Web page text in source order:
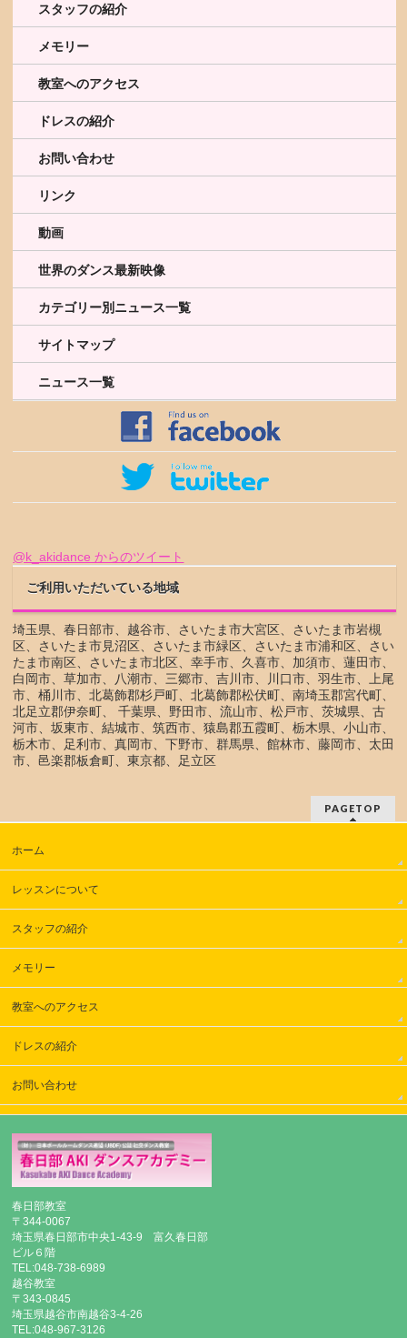
スタッフの紹介
メモリー
教室へのアクセス
ドレスの紹介
お問い合わせ
リンク
動画
世界のダンス最新映像
カテゴリー別ニュース一覧
サイトマップ
ニュース一覧
@k_akidance からのツイート
ご利用いただいている地域
埼玉県、春日部市、越谷市、さいたま市大宮区、さいたま市岩槻
区、さいたま市見沼区、さいたま市緑区、さいたま市浦和区、さい
たま市南区、さいたま市北区、幸手市、久喜市、加須市、蓮田市、
白岡市、草加市、八潮市、三郷市、吉川市、川口市、羽生市、上尾
市、桶川市、北葛飾郡杉戸町、北葛飾郡松伏町、南埼玉郡宮代町、
北足立郡伊奈町、 千葉県、野田市、流山市、松戸市、茨城県、古
河市、坂東市、結城市、筑西市、猿島郡五霞町、栃木県、小山市、
栃木市、足利市、真岡市、下野市、群馬県、館林市、藤岡市、太田
市、邑楽郡板倉町、東京都、足立区
PAGETOP
ホーム
レッスンについて
スタッフの紹介
メモリー
教室へのアクセス
ドレスの紹介
お問い合わせ
春日部教室
〒344-0067
埼玉県春日部市中央1-43-9 富久春日部
ビル６階
TEL:048-738-6989
越谷教室
〒343-0845
埼玉県越谷市南越谷3-4-26
TEL:048-967-3126